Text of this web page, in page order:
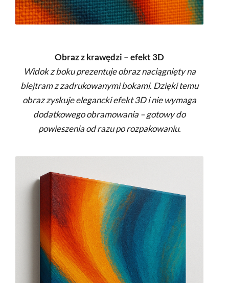
Obraz z krawędzi – efekt 3D
Widok z boku prezentuje obraz naciągnięty na
blejtram z zadrukowanymi bokami. Dzięki temu
obraz zyskuje elegancki efekt 3D i nie wymaga
dodatkowego obramowania – gotowy do
powieszenia od razu po rozpakowaniu.